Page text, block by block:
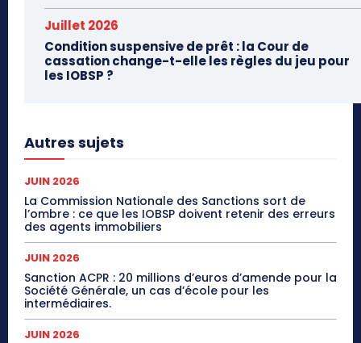
Juillet 2026
Condition suspensive de prêt : la Cour de
cassation change-t-elle les règles du jeu pour
les IOBSP ?
Autres sujets
JUIN 2026
La Commission Nationale des Sanctions sort de
l’ombre : ce que les IOBSP doivent retenir des erreurs
des agents immobiliers
JUIN 2026
Sanction ACPR : 20 millions d’euros d’amende pour la
Société Générale, un cas d’école pour les
intermédiaires.
JUIN 2026